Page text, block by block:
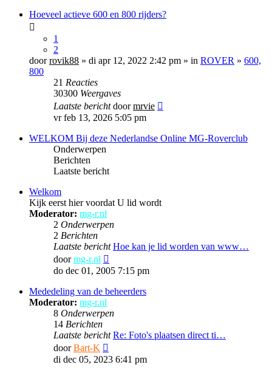
Hoeveel actieve 600 en 800 rijders?
1
2
doorrovik88 » di apr 12, 2022 2:42 pm » in ROVER » 600,
800
21 Reacties
30300 Weergaves
Laatste berichtdoormrvie
vr feb 13, 2026 5:05 pm
WELKOM Bij deze Nederlandse Online MG-Roverclub
Onderwerpen
Berichten
Laatste bericht
Welkom
Kijk eerst hier voordat U lid wordt
Moderator: mg-r.nl
2 Onderwerpen
2 Berichten
Laatste bericht Hoe kan je lid worden van www…
doormg-r.nl
laatste
do dec 01, 2005 7:15 pm
Mededeling van de beheerders
Moderator: mg-r.nl
8 Onderwerpen
14 Berichten
Laatste bericht Re: Foto's plaatsen direct ti…
doorBart-K
laatste
di dec 05, 2023 6:41 pm